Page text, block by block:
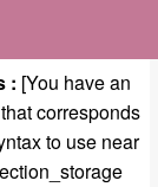
: [You have an
corresponds
to use near